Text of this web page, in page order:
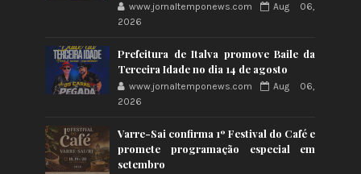
www.jornaltemponews.com
Aug 06,
2026
Prefeitura de Italva promove Baile da
Terceira Idade no dia 14 de agosto
www.jornaltemponews.com
Aug 06,
2026
Varre-Sai confirma 1º Festival do Café e
promete programação especial em
setembro